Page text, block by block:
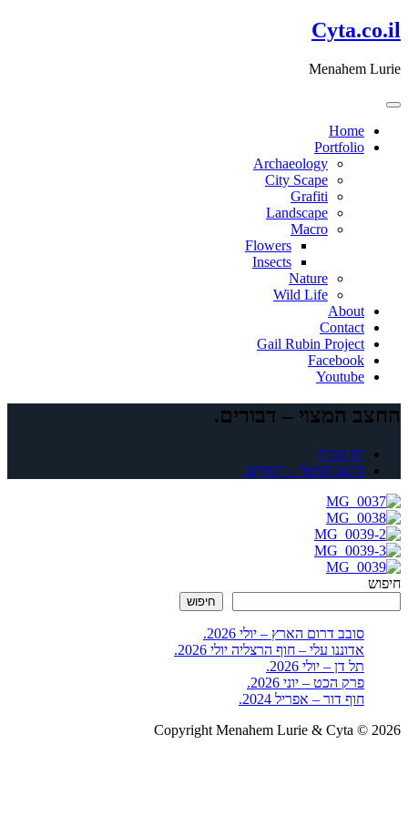
דלג
לתוכן
Cyta.co.il
Menahem Lurie
Home
Portfolio
Archaeology
City Scape
Grafiti
Landscape
Macro
Flowers
Insects
Nature
Wild Life
About
Contact
Gail Rubin Project
Facebook
Youtube
החצב המצוי – דבורים.
דף הבית
החצב המצוי – דבורים.
חיפוש
חיפוש
סובב דרום הארץ – יולי 2026.
אדוננו עלי – חוף הרצליה יולי 2026.
תל דן – יולי 2026.
פרק הכט – יוני 2026.
חוף דור – אפריל 2024.
Copyright Menahem Lurie & Cyta © 2026